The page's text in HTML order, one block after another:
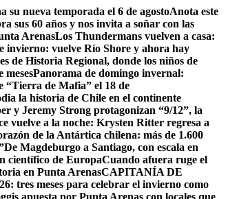
su nueva temporada el 6 de agostoAnota este
sus 60 años y nos invita a soñar con las
ArenasLos Thundermans vuelven a casa:
invierno: vuelve Río Shore y ahora hay
de Historia Regional, donde los niños de
mesesPanorama de domingo invernal:
“Tierra de Mafia” el 18 de
la historia de Chile en el continente
y Jeremy Strong protagonizan “9/12”, la
vuelve a la noche: Krysten Ritter regresa a
de la Antártica chilena: más de 1.600
De Magdeburgo a Santiago, con escala en
científico de EuropaCuando afuera ruge el
en Punta ArenasCAPITANÍA DE
tres meses para celebrar el invierno como
apuesta por Punta Arenas con locales que